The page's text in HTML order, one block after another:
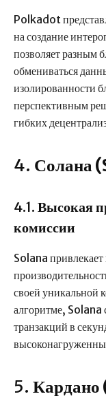
Polkadot
на создание
позволяет разным
обмениваться
изолированности
перспективным
гибких
4. Солана
4.1. Высокая
комиссии
Solana
своей уникальной
алгоритме, Solana
транзакций в
5.